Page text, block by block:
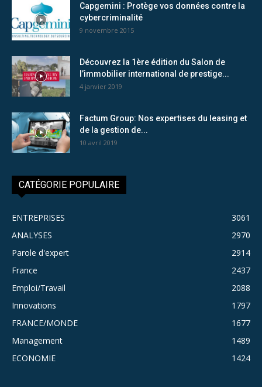
Capgemini : Protège vos données contre la
cybercriminalité
9 novembre 2015
Découvrez la 1ère édition du Salon de
l’immobilier international de prestige...
4 janvier 2019
Factum Group: Nos expertises du leasing et
de la gestion de...
10 avril 2019
CATÉGORIE POPULAIRE
ENTREPRISES
3061
ANALYSES
2970
Parole d'expert
2914
France
2437
Emploi/Travail
2088
Innovations
1797
FRANCE/MONDE
1677
Management
1489
ECONOMIE
1424